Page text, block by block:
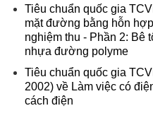
Tiêu chuẩn quốc gia
mặt đường bằng hỗn
nghiệm thu - Phần 2: Bê
nhựa đường polyme
Tiêu chuẩn quốc gia
2002) về Làm việc có
cách điện